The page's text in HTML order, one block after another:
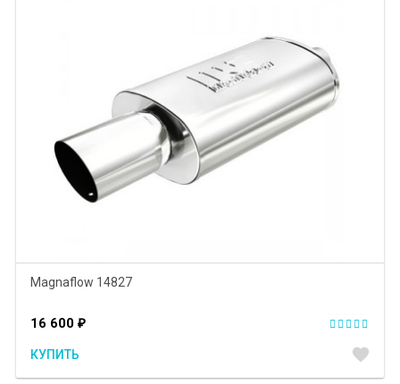
Magnaflow 14827
16 600 ₽
КУПИТЬ favorite